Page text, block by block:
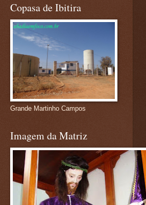
Copasa de Ibitira
Grande Martinho Campos
Imagem da Matriz